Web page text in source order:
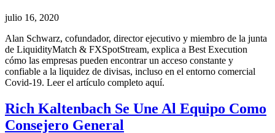
julio 16, 2020
Alan Schwarz, cofundador, director ejecutivo y miembro de la junta
de LiquidityMatch & FXSpotStream, explica a Best Execution
cómo las empresas pueden encontrar un acceso constante y
confiable a la liquidez de divisas, incluso en el entorno comercial
Covid-19. Leer el artículo completo aquí.
Rich Kaltenbach Se Une Al Equipo Como
Consejero General